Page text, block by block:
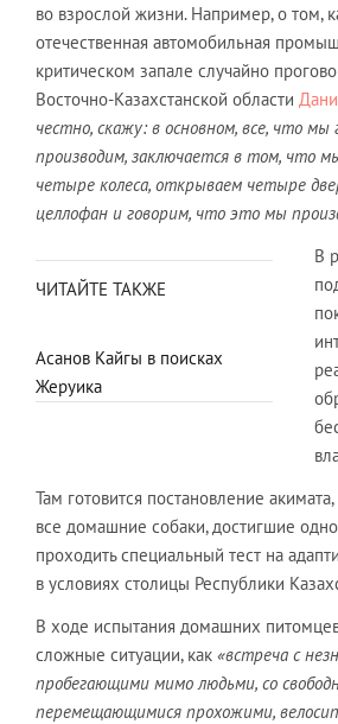
во взрослой жизни. Например, о том,
отечественная автомобильная
критическом запале случайно
Восточно-Казахстанской области
честно, скажу: в основном, все, что
производим, заключается в том, что
четыре колеса, открываем четыре
целлофан и говорим, что это мы
ЧИТАЙТЕ ТАКЖЕ
Асанов Кайгы в поисках
Жеруика
В
Там готовится постановление
все домашние собаки, достигшие
проходить специальный тест на
в условиях столицы Республики
В ходе испытания домашних
сложные ситуации, как «встреча с
пробегающими мимо людьми, со
перемещающимися прохожими,